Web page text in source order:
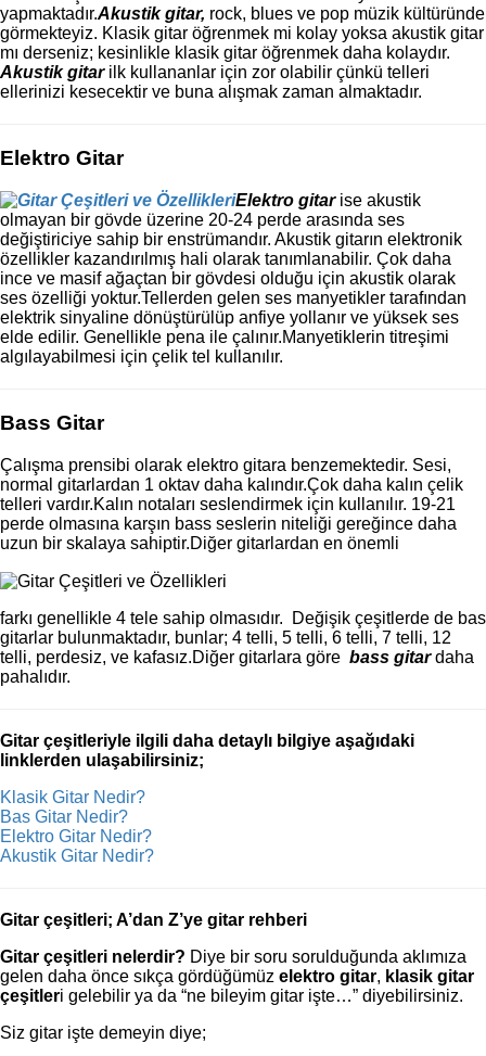
yapmaktadır.Akustik gitar, rock, blues ve pop müzik kültüründe
görmekteyiz. Klasik gitar öğrenmek mi kolay yoksa akustik gitar
mı derseniz; kesinlikle klasik gitar öğrenmek daha kolaydır.
Akustik gitarilk kullananlar için zor olabilir çünkü telleri
ellerinizi kesecektir ve buna alışmak zaman almaktadır.
Elektro Gitar
Elektro gitarise akustik
olmayan bir gövde üzerine 20-24 perde arasında ses
değiştiriciye sahip bir enstrümandır. Akustik gitarın elektronik
özellikler kazandırılmış hali olarak tanımlanabilir. Çok daha
ince ve masif ağaçtan bir gövdesi olduğu için akustik olarak
ses özelliği yoktur.Tellerden gelen ses manyetikler tarafından
elektrik sinyaline dönüştürülüp anfiye yollanır ve yüksek ses
elde edilir. Genellikle pena ile çalınır.Manyetiklerin titreşimi
algılayabilmesi için çelik tel kullanılır.
Bass Gitar
Çalışma prensibi olarak elektro gitara benzemektedir. Sesi,
normal gitarlardan 1 oktav daha kalındır.Çok daha kalın çelik
telleri vardır.Kalın notaları seslendirmek için kullanılır. 19-21
perde olmasına karşın bass seslerin niteliği gereğince daha
uzun bir skalaya sahiptir.Diğer gitarlardan en önemli
farkı genellikle 4 tele sahip olmasıdır. Değişik çeşitlerde de bas
gitarlar bulunmaktadır, bunlar; 4 telli, 5 telli, 6 telli, 7 telli, 12
telli, perdesiz, ve kafasız.Diğer gitarlara göre bass gitardaha
pahalıdır.
Gitar çeşitleriyle ilgili daha detaylı bilgiye aşağıdaki
linklerden ulaşabilirsiniz;
Klasik Gitar Nedir?
Bas Gitar Nedir?
Elektro Gitar Nedir?
Akustik Gitar Nedir?
Gitar çeşitleri; A’dan Z’ye gitar rehberi
Gitar çeşitleri nelerdir? Diye bir soru sorulduğunda aklımıza
gelen daha önce sıkça gördüğümüz elektro gitar, klasik gitar
çeşitleri gelebilir ya da “ne bileyim gitar işte…” diyebilirsiniz.
Siz gitar işte demeyin diye;